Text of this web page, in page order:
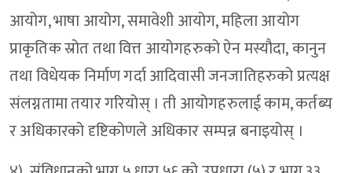
आयोग, भाषा आयोग, समावेशी आयोग, महिला आयोग
प्राकृतिक स्रोत तथा वित्त आयोगहरुको ऐन मस्यौदा, कानुन
तथा विधेयक निर्माण गर्दा आदिवासी जनजातिहरुको प्रत्यक्ष
संलग्नतामा तयार गरियोस् । ती आयोगहरुलाई काम, कर्तब्य
र अधिकारको दृष्टिकोणले अधिकार सम्पन्न बनाइयोस् ।